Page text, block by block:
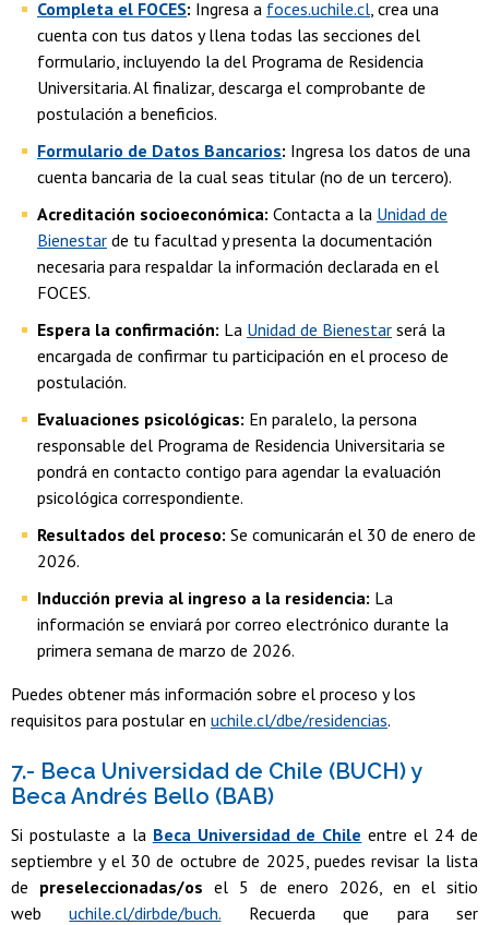
Completa el FOCES: Ingresa a foces.uchile.cl , crea una
cuenta con tus datos y llena todas las secciones del
formulario, incluyendo la del Programa de Residencia
Universitaria. Al finalizar, descarga el comprobante de
postulación a beneficios.
Formulario de Datos Bancarios: Ingresa los datos de una
cuenta bancaria de la cual seas titular (no de un tercero).
Acreditación socioeconómica: Contacta a la Unidad de
Bienestar de tu facultad y presenta la documentación
necesaria para respaldar la información declarada en el
FOCES.
Espera la confirmación: La Unidad de Bienestar será la
encargada de confirmar tu participación en el proceso de
postulación.
Evaluaciones psicológicas: En paralelo, la persona
responsable del Programa de Residencia Universitaria se
pondrá en contacto contigo para agendar la evaluación
psicológica correspondiente.
Resultados del proceso: Se comunicarán el 30 de enero de
2026.
Inducción previa al ingreso a la residencia: La
información se enviará por correo electrónico durante la
primera semana de marzo de 2026.
Puedes obtener más información sobre el proceso y los
requisitos para postular en uchile.cl/dbe/residencias.
7.- Beca Universidad de Chile (BUCH) y
Beca Andrés Bello (BAB)
Si postulaste a la Beca Universidad de Chile entre el 24 de
septiembre y el 30 de octubre de 2025, puedes revisar la lista
de preseleccionadas/os el 5 de enero 2026, en el sitio
webuchile.cl/dirbde/buch. Recuerda que para ser